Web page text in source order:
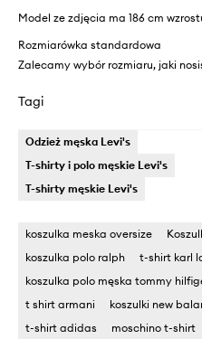
Model ze zdjęcia ma 186 cm
Rozmiarówka standardowa
Zalecamy wybór rozmiaru, jaki
Tagi
Odzież męska Levi's
T-shirty i polo męskie Levi's
T-shirty męskie Levi's
koszulka meska oversize
koszulka polo ralph
t-shirt karl
koszulka polo męska tommy
t shirt armani
koszulki new
t-shirt adidas
moschino t-shirt